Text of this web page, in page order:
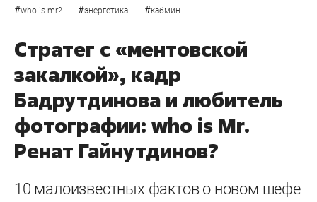
#who is mr? #энергетика #кабмин
Стратег с «ментовской
закалкой», кадр
Бадрутдинова и любитель
фотографии: who is Mr.
Ренат Гайнутдинов?
10 малоизвестных фактов о новом шефе